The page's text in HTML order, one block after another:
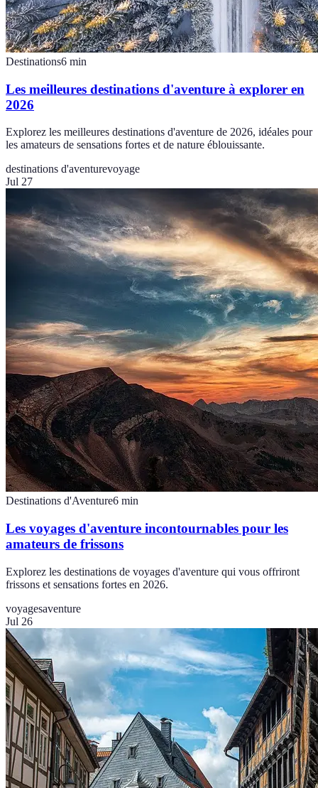
Destinations6 min
Les meilleures destinations d'aventure à explorer en
2026
Explorez les meilleures destinations d'aventure de 2026, idéales pour
les amateurs de sensations fortes et de nature éblouissante.
destinations d'aventurevoyage
Jul 27
Destinations d'Aventure6 min
Les voyages d'aventure incontournables pour les
amateurs de frissons
Explorez les destinations de voyages d'aventure qui vous offriront
frissons et sensations fortes en 2026.
voyagesaventure
Jul 26